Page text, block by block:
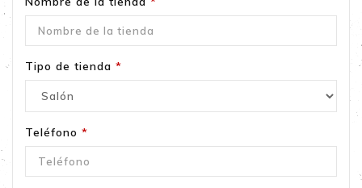
Tipo de tienda *
Teléfono *